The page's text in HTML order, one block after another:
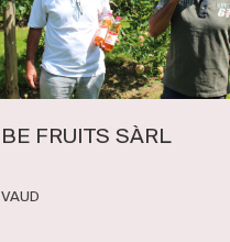
BE FRUITS SÀRL
VAUD